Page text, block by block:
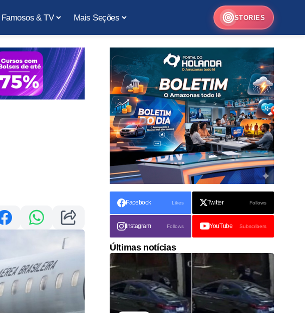
Famosos & TV Mais Seções STORIES
Facebook Likes Twitter Follows
Instagram Follows YouTube Subscribers
Últimas notícias